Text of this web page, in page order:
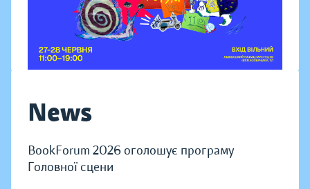
News
BookForum 2026 оголошує програму
Головної сцени